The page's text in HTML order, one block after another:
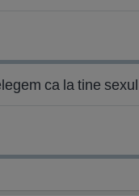
ca la tine